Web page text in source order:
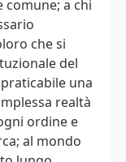
comune; a chi
che si
del
una
realtà
ordine e
al mondo